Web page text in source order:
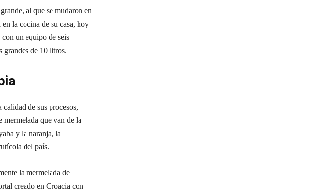
al que se mudaron en
la cocina de su casa, hoy
con un equipo de seis
grandes de 10 litros.
de sus procesos,
mermelada que van de la
y la naranja, la
del país.
la mermelada de
creado en Croacia con